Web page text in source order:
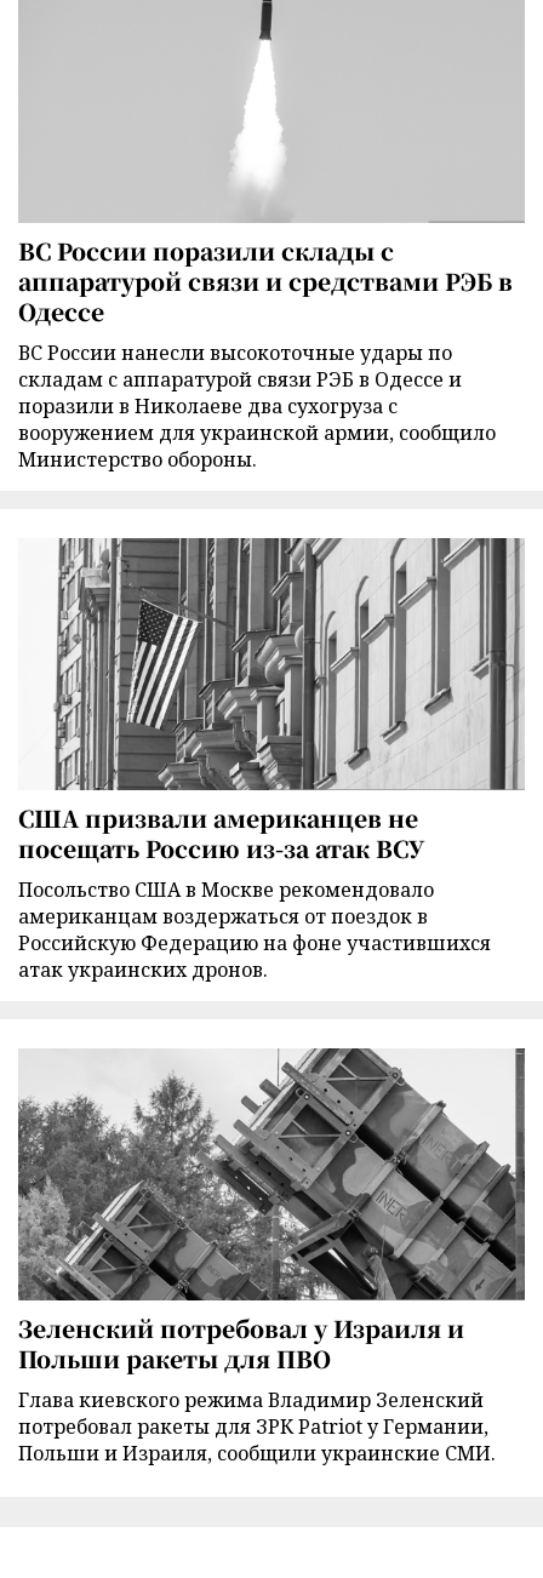
ВС России поразили склады с
аппаратурой связи и средствами РЭБ в
Одессе
ВС России нанесли высокоточные удары по
складам с аппаратурой связи РЭБ в Одессе и
поразили в Николаеве два сухогруза с
вооружением для украинской армии, сообщило
Министерство обороны.
США призвали американцев не
посещать Россию из-за атак ВСУ
Посольство США в Москве рекомендовало
американцам воздержаться от поездок в
Российскую Федерацию на фоне участившихся
атак украинских дронов.
Зеленский потребовал у Израиля и
Польши ракеты для ПВО
Глава киевского режима Владимир Зеленский
потребовал ракеты для ЗРК Patriot у Германии,
Польши и Израиля, сообщили украинские СМИ.